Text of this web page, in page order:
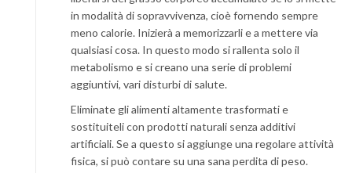
in modalità di sopravvivenza, cioè fornendo sempre
meno calorie. Inizierà a memorizzarli e a mettere via
qualsiasi cosa. In questo modo si rallenta solo il
metabolismo e si creano una serie di problemi
aggiuntivi, vari disturbi di salute.
Eliminate gli alimenti altamente trasformati e
sostituiteli con prodotti naturali senza additivi
artificiali. Se a questo si aggiunge una regolare attività
fisica, si può contare su una sana perdita di peso.